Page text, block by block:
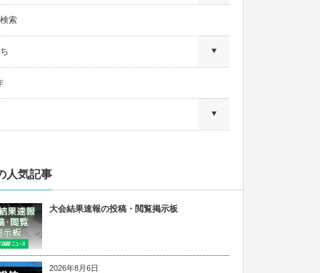
索
人気記事
大会結果速報の投稿・閲覧掲示板
2026年8月6日